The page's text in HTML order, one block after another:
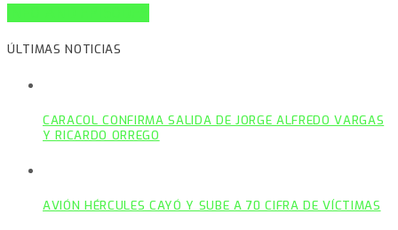
ÚLTIMAS NOTICIAS
CARACOL CONFIRMA SALIDA DE JORGE ALFREDO VARGAS
Y RICARDO ORREGO
AVIÓN HÉRCULES CAYÓ Y SUBE A 70 CIFRA DE VÍCTIMAS